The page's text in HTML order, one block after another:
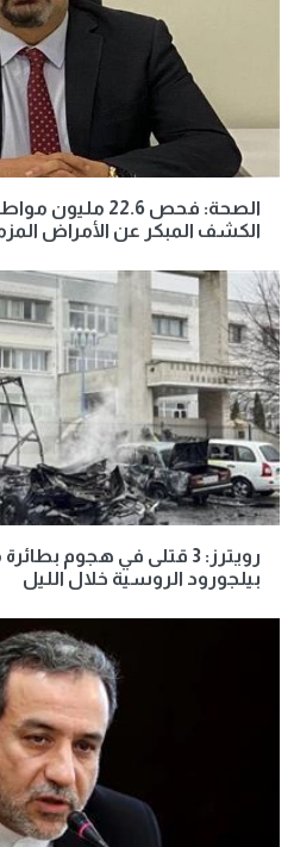
الصحة: فحص 22.6
الكشف المبكر عن الأمراض
رويترز: 3 قتلى في هجوم
بيلجورود الروسية خلال الليل